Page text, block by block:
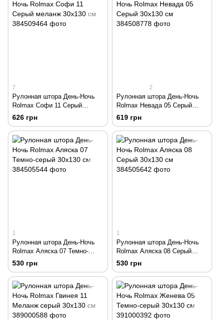
7
Рулонная штора День-Ночь
Rolmax Софи 11 Серый
меланж 30х130 см
626 грн
2
Рулонная штора День-Ночь
Rolmax Невада 05 Серый
30х130 см
619 грн
1
Рулонная штора День-Ночь
Rolmax Аляска 07 Темно-
серый 30х130 см
530 грн
1
Рулонная штора День-Ночь
Rolmax Аляска 08 Серый
30х130 см
530 грн